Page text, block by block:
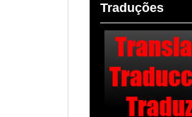
Traduções